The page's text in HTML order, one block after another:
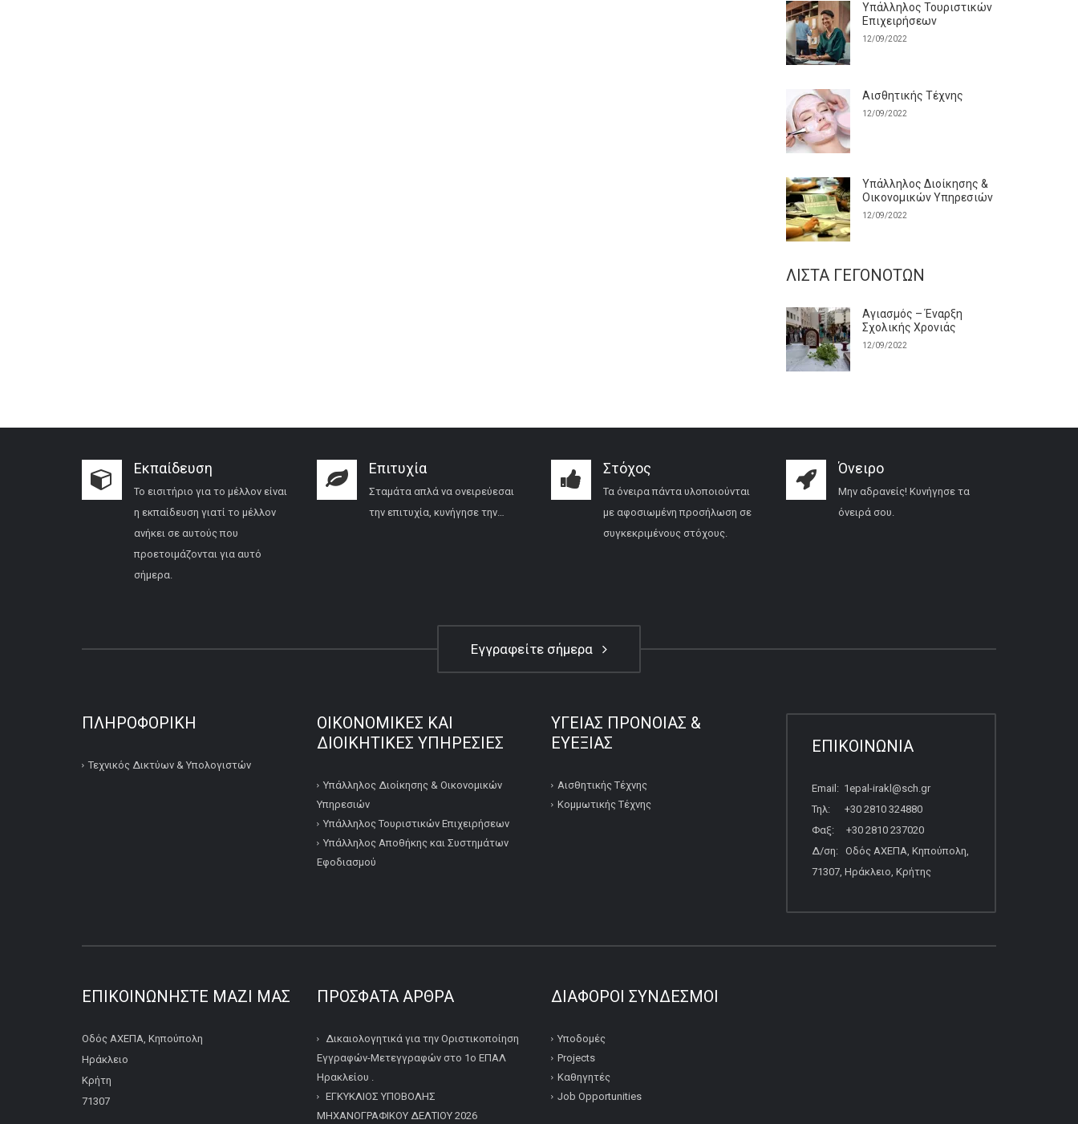
Υπάλληλος Τουριστικών
Επιχειρήσεων
12/09/2022
Αισθητικής Τέχνης
12/09/2022
Υπάλληλος Διοίκησης &
Οικονομικών Υπηρεσιών
12/09/2022
ΛΊΣΤΑ ΓΕΓΟΝΌΤΩΝ
Αγιασμός – Έναρξη
Σχολικής Χρονιάς
12/09/2022
Εκπαίδευση
Το εισιτήριο για το μέλλον είναι
η εκπαίδευση γιατί το μέλλον
ανήκει σε αυτούς που
προετοιμάζονται για αυτό
σήμερα.
Επιτυχία
Σταμάτα απλά να ονειρεύεσαι
την επιτυχία, κυνήγησε την…
Στόχος
Τα όνειρα πάντα υλοποιούνται
με αφοσιωμένη προσήλωση σε
συγκεκριμένους στόχους.
Όνειρο
Μην αδρανείς! Κυνήγησε τα
όνειρά σου.
Εγγραφείτε σήμερα
ΠΛΗΡΟΦΟΡΙΚΉ
Τεχνικός Δικτύων & Υπολογιστών
ΟΙΚΟΝΟΜΙΚΕΣ ΚΑΙ
ΔΙΟΙΚΗΤΙΚΕΣ ΥΠΗΡΕΣΙΕΣ
Υπάλληλος Διοίκησης & Οικονομικών
Υπηρεσιών
Υπάλληλος Τουριστικών Επιχειρήσεων
Υπάλληλος Αποθήκης και Συστημάτων
Εφοδιασμού
ΥΓΕΙΑΣ ΠΡΟΝΟΙΑΣ &
ΕΥΕΞΙΑΣ
Αισθητικής Τέχνης
Κομμωτικής Τέχνης
ΕΠΙΚΟΙΝΩΝΙΑ
Email: 1epal-irakl@sch.gr
Τηλ: +30 2810 324880
Φαξ: +30 2810 237020
Δ/ση: Οδός ΑΧΕΠΑ, Κηπούπολη,
71307, Ηράκλειο, Κρήτης
ΕΠΙΚΟΙΝΩΝΉΣΤΕ ΜΑΖΊ ΜΑΣ
Οδός ΑΧΕΠΑ, Κηπούπολη
Ηράκλειο
Κρήτη
71307
ΠΡΌΣΦΑΤΑ ΆΡΘΡΑ
Δικαιολογητικά για την Οριστικοποίηση
Εγγραφών-Μετεγγραφών στο 1ο ΕΠΑΛ
Ηρακλείου .
ΕΓΚΥΚΛΙΟΣ ΥΠΟΒΟΛΗΣ
ΜΗΧΑΝΟΓΡΑΦΙΚΟΥ ΔΕΛΤΙΟΥ 2026
ΔΙΆΦΟΡΟΙ ΣΎΝΔΕΣΜΟΙ
Υποδομές
Projects
Καθηγητές
Job Opportunities